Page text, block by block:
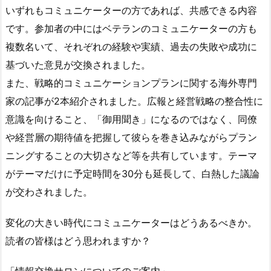
いずれもコミュニケーターの方であれば、共感できる内容
です。参加者の中にはベテランのコミュニケーターの方も
複数名いて、それぞれの経験や実績、過去の失敗や成功に
基づいた意見が交換されました。
また、戦略的コミュニケーションプランに関する海外専門
家の記事が2本紹介されました。広報と経営戦略の整合性に
意識を向けること、「御用聞き」になるのではなく、同僚
や経営層の期待値を把握して彼らを巻き込みながらプラン
ニングすることの大切さなど等を共有しています。テーマ
がテーマだけに予定時間を30分も延長して、白熱した議論
が交わされました。
変化の大きい時代にコミュニケーターはどうあるべきか。
読者の皆様はどう思われますか？